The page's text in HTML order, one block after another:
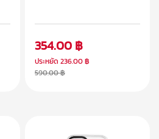
354.00 ฿
ประหยัด 236.00 ฿
590.00 ฿